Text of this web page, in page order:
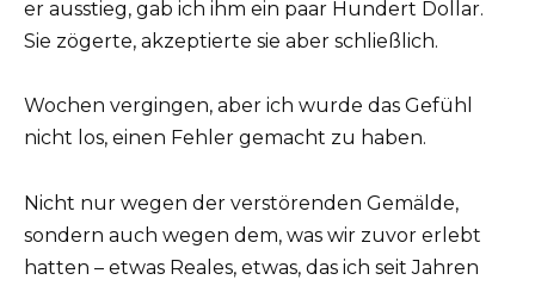
er ausstieg, gab ich ihm ein paar Hundert Dollar.
Sie zögerte, akzeptierte sie aber schließlich.
Wochen vergingen, aber ich wurde das Gefühl
nicht los, einen Fehler gemacht zu haben.
Nicht nur wegen der verstörenden Gemälde,
sondern auch wegen dem, was wir zuvor erlebt
hatten – etwas Reales, etwas, das ich seit Jahren